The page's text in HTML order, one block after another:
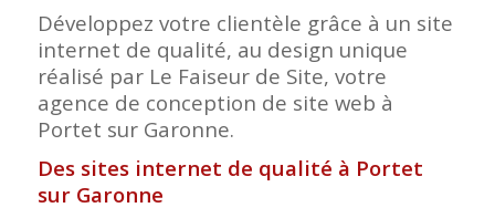
Développez votre clientèle grâce à un site
internet de qualité, au design unique
réalisé par Le Faiseur de Site, votre
agence de conception de site web à
Portet sur Garonne.
Des sites internet de qualité à Portet
sur Garonne